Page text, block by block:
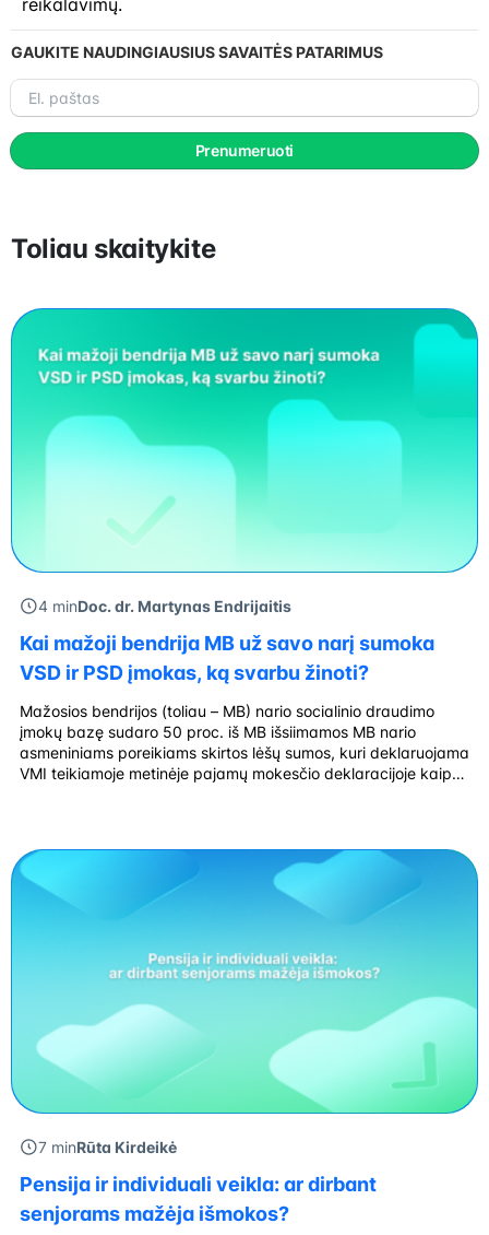
GAUKITE NAUDINGIAUSIUS SAVAITĖS PATARIMUS
El.
paštas
Prenumeruoti
Toliau skaitykite
4 minDoc. dr. Martynas Endrijaitis
Kai mažoji bendrija MB už savo narį sumoka
VSD ir PSD įmokas, ką svarbu žinoti?
Mažosios bendrijos (toliau – MB) nario socialinio draudimo
įmokų bazę sudaro 50 proc. iš MB išsiimamos MB nario
asmeniniams poreikiams skirtos lėšų sumos, kuri deklaruojama
VMI teikiamoje metinėje pajamų mokesčio deklaracijoje kaip
7 minRūta Kirdeikė
Pensija ir individuali veikla: ar dirbant
senjorams mažėja išmokos?